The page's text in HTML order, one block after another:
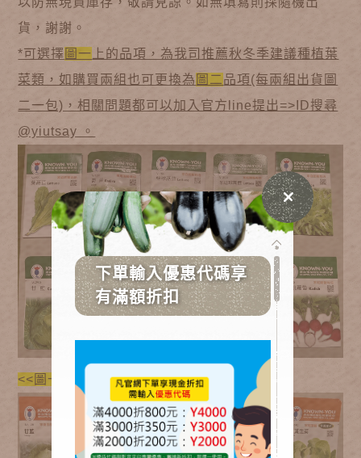
貨，謝謝。
*可選擇 圖一 上的品項，為我司推薦秋冬季建議種植葉
菜類，如購買兩組也可更換為 圖二品項(每兩組出貨圖
二一包)，相關問題都可以加入官方line提出=>ID搜尋
@yiutsay 。
<<圖一